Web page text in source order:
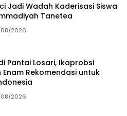
Jadi Wadah Kaderisasi Siswa
Tanetea
2026
Pantai Losari, Ikaprobsi
Rekomendasi untuk
2026